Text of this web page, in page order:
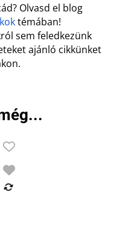
Olvasd el blog
témában!
sem feledkezünk
ajánló cikkünket